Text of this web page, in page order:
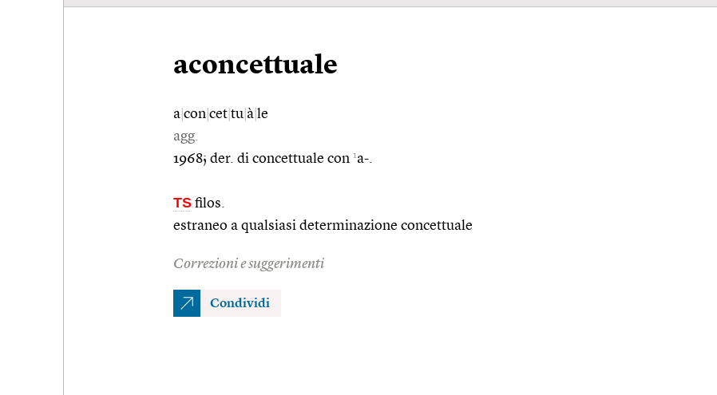
aconcettuale
a con cet tu à le
agg.
1968; der. di concettuale con 1a-.
TS filos.
estraneo a qualsiasi determinazione concettuale
Correzioni e suggerimenti
Condividi